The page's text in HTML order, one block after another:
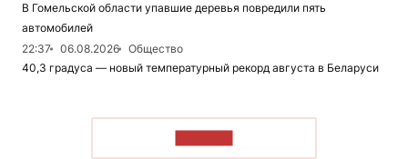
В Гомельской области упавшие деревья повредили пять
автомобилей
22:37
06.08.2026
Общество
40,3 градуса — новый температурный рекорд августа в Беларуси